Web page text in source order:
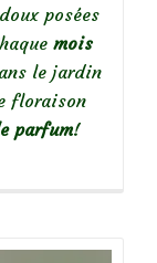
posées
mois
le jardin
floraison
parfum!